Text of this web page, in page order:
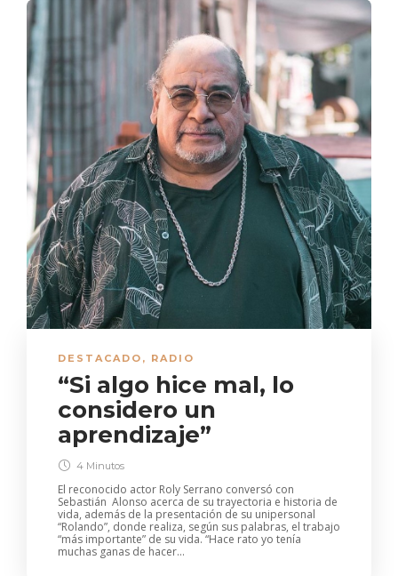
DESTACADO , RADIO
“Si algo hice mal, lo
considero un
aprendizaje”
4 Minutos
El reconocido actor Roly Serrano conversó con
Sebastián Alonso acerca de su trayectoria e historia de
vida, además de la presentación de su unipersonal
“Rolando”, donde realiza, según sus palabras, el trabajo
“más importante” de su vida. “Hace rato yo tenía
muchas ganas de hacer...